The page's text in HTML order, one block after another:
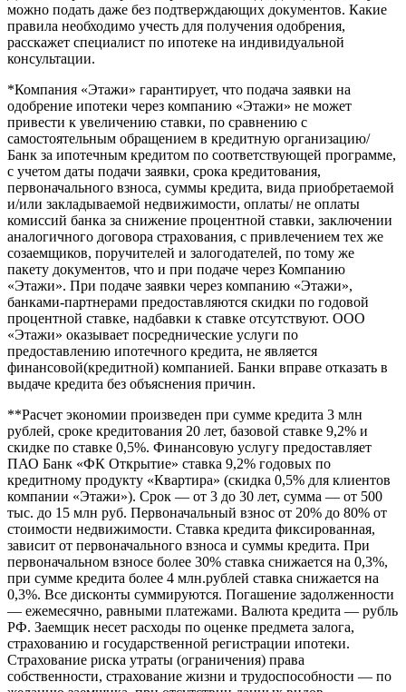
можно подать даже без подтверждающих документов. Какие
правила необходимо учесть для получения одобрения,
расскажет специалист по ипотеке на индивидуальной
консультации.
*Компания «Этажи» гарантирует, что подача заявки на
одобрение ипотеки через компанию «Этажи» не может
привести к увеличению ставки, по сравнению с
самостоятельным обращением в кредитную организацию/
Банк за ипотечным кредитом по соответствующей программе,
с учетом даты подачи заявки, срока кредитования,
первоначального взноса, суммы кредита, вида приобретаемой
и/или закладываемой недвижимости, оплаты/ не оплаты
комиссий банка за снижение процентной ставки, заключении
аналогичного договора страхования, с привлечением тех же
созаемщиков, поручителей и залогодателей, по тому же
пакету документов, что и при подаче через Компанию
«Этажи». При подаче заявки через компанию «Этажи»,
банками-партнерами предоставляются скидки по годовой
процентной ставке, надбавки к ставке отсутствуют. ООО
«Этажи» оказывает посреднические услуги по
предоставлению ипотечного кредита, не является
финансовой(кредитной) компанией. Банки вправе отказать в
выдаче кредита без объяснения причин.
**Расчет экономии произведен при сумме кредита 3 млн
рублей, сроке кредитования 20 лет, базовой ставке 9,2% и
скидке по ставке 0,5%. Финансовую услугу предоставляет
ПАО Банк «ФК Открытие» ставка 9,2% годовых по
кредитному продукту «Квартира» (скидка 0,5% для клиентов
компании «Этажи»). Срок — от 3 до 30 лет, сумма — от 500
тыс. до 15 млн руб. Первоначальный взнос от 20% до 80% от
стоимости недвижимости. Ставка кредита фиксированная,
зависит от первоначального взноса и суммы кредита. При
первоначальном взносе более 30% ставка снижается на 0,3%,
при сумме кредита более 4 млн.рублей ставка снижается на
0,3%. Все дисконты суммируются. Погашение задолженности
— ежемесячно, равными платежами. Валюта кредита — рубль
РФ. Заемщик несет расходы по оценке предмета залога,
страхованию и государственной регистрации ипотеки.
Страхование риска утраты (ограничения) права
собственности, страхование жизни и трудоспособности — по